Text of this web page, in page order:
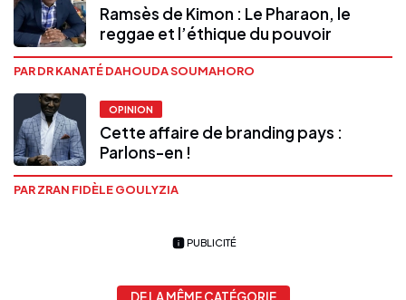
Ramsès de Kimon : Le Pharaon, le
reggae et l’éthique du pouvoir
PAR DR KANATÉ DAHOUDA SOUMAHORO
OPINION
Cette affaire de branding pays :
Parlons-en !
PAR ZRAN FIDÈLE GOULYZIA
PUBLICITÉ
DE LA MÊME CATÉGORIE